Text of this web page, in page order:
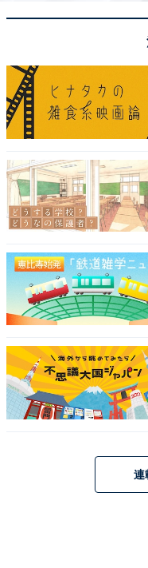
第1位：近畿大学（
第1位は「近畿大学」
広い分野を学べる総
冶」です。
メインの東大阪キャン
が多いことでも有名で
を開設するなど、時
＞次ページ：10位ま
【おすすめ記事】
関東・甲信越の高校
学」 3位 東京大、2位
連